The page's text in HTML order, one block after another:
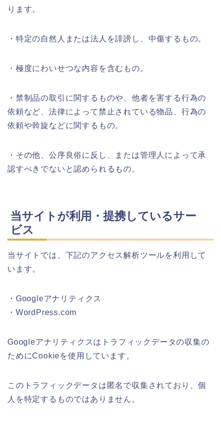
ります。
・特定の自然人または法人を誹謗し、中傷するもの。
・極度にわいせつな内容を含むもの。
・禁制品の取引に関するものや、他者を害する行為の
依頼など、法律によって禁止されている物品、行為の
依頼や斡旋などに関するもの。
・その他、公序良俗に反し、または管理人によって承
認すべきでないと認められるもの。
当サイトが利用・提携しているサー
ビス
当サイトでは、下記のアクセス解析ツールを利用して
います。
・Googleアナリティクス
・WordPress.com
Googleアナリティクスはトラフィックデータの収集の
ためにCookieを使用しています。
このトラフィックデータは匿名で収集されており、個
人を特定するものではありません。